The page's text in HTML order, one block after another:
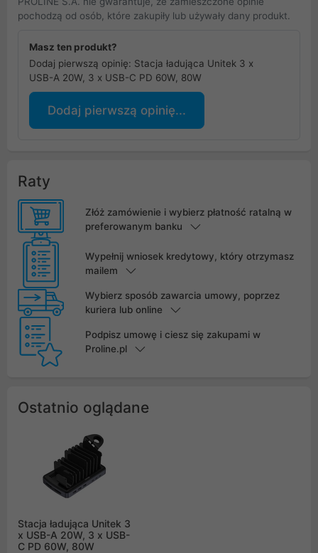
pochodzą od osób, które zakupiły lub używały dany produkt.
Masz ten produkt?
Dodaj pierwszą opinię: Stacja ładująca Unitek 3 x
USB-A 20W, 3 x USB-C PD 60W, 80W
Dodaj pierwszą opinię...
Raty
Złóż zamówienie i wybierz płatność ratalną w
preferowanym banku
Wypełnij wniosek kredytowy, który otrzymasz
mailem
Wybierz sposób zawarcia umowy, poprzez
kuriera lub online
Podpisz umowę i ciesz się zakupami w
Proline.pl
Ostatnio oglądane
Stacja ładująca Unitek 3
x USB-A 20W, 3 x USB-
C PD 60W, 80W